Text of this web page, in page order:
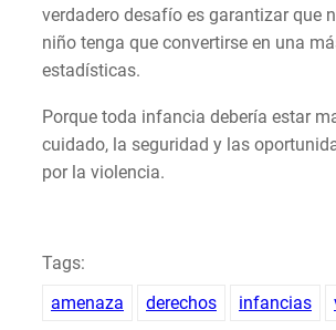
verdadero desafío es garantizar que
niño tenga que convertirse en una
estadísticas.
Porque toda infancia debería estar
cuidado, la seguridad y las
por la violencia.
Tags:
amenaza
derechos infancias